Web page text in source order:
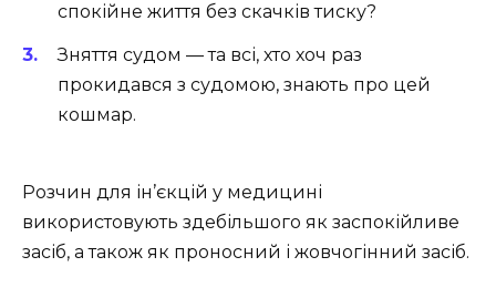
спокійне життя без скачків тиску?
Зняття судом — та всі, хто хоч раз
прокидався з судомою, знають про цей
кошмар.
Розчин для ін’єкцій у медицині
використовують здебільшого як заспокійливе
засіб, а також як проносний і жовчогінний засіб.